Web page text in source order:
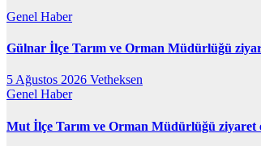
Genel Haber
Gülnar İlçe Tarım ve Orman Müdürlüğü
5 Ağustos 2026 Vetheksen
Genel Haber
Mut İlçe Tarım ve Orman Müdürlüğü ziyaret